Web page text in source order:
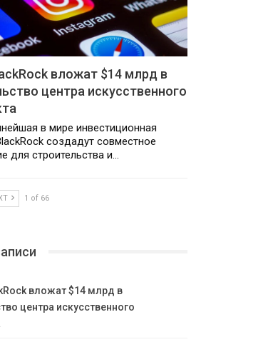
вложат $14 млрд в
центра искусственного
в мире инвестиционная
создадут совместное
для строительства и…
1 of 66
вложат $14 млрд в
центра искусственного